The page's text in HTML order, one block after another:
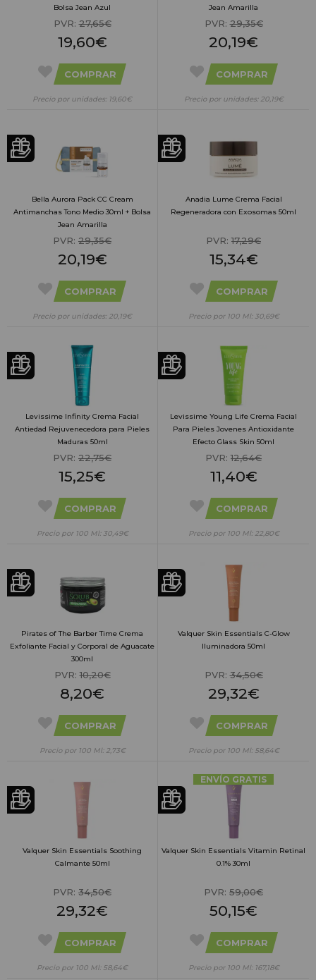
Bolsa Jean Azul
PVR:27,65€
19,60€
COMPRAR
Precio por unidades: 19,60€
Jean Amarilla
PVR:29,35€
20,19€
COMPRAR
Precio por unidades: 20,19€
Bella Aurora Pack CC Cream
Antimanchas Tono Medio 30ml + Bolsa
Jean Amarilla
PVR: 29,35€
20,19€
COMPRAR
Precio por unidades: 20,19€
Anadia Lume Crema Facial
Regeneradora con Exosomas 50ml
PVR: 17,29€
15,34€
COMPRAR
Precio por 100 Ml: 30,69€
Levissime Infinity Crema Facial
Antiedad Rejuvenecedora para Pieles
Maduras 50ml
PVR: 22,75€
15,25€
COMPRAR
Precio por 100 Ml: 30,49€
Levissime Young Life Crema Facial
Para Pieles Jovenes Antioxidante
Efecto Glass Skin 50ml
PVR: 12,64€
11,40€
COMPRAR
Precio por 100 Ml: 22,80€
Pirates of The Barber Time Crema
Exfoliante Facial y Corporal de Aguacate
300ml
PVR:10,20€
8,20€
COMPRAR
Precio por 100 Ml: 2,73€
Valquer Skin Essentials C-Glow
Iluminadora 50ml
PVR:34,50€
29,32€
COMPRAR
Precio por 100 Ml: 58,64€
Valquer Skin Essentials Soothing
Calmante 50ml
PVR: 34,50€
29,32€
COMPRAR
Precio por 100 Ml: 58,64€
ENVÍO GRATIS
Valquer Skin Essentials Vitamin Retinal
0.1% 30ml
PVR: 59,00€
50,15€
COMPRAR
Precio por 100 Ml: 167,18€